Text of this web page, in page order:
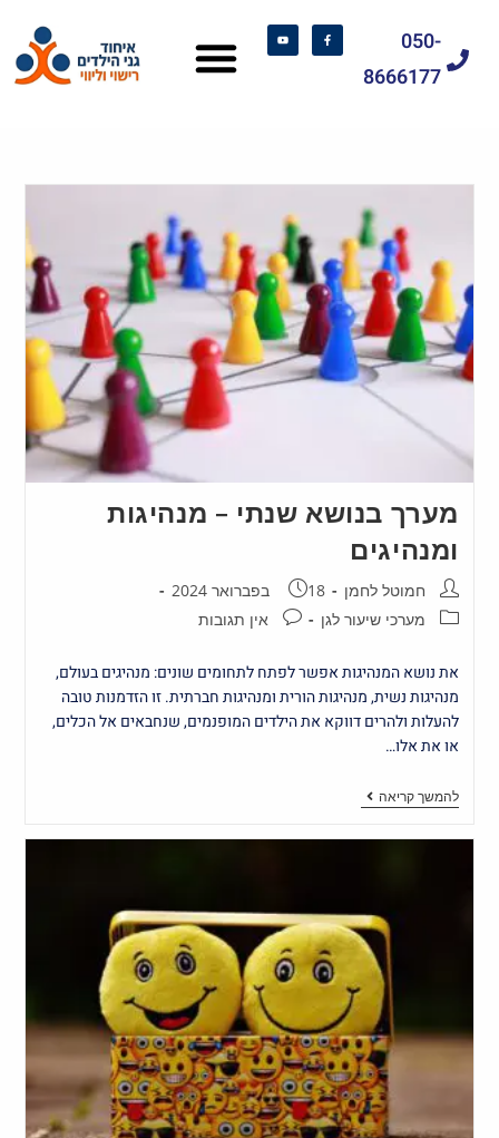
050-
8666177
מערך בנושא שנתי – מנהיגות
ומנהיגים
חמוטל לחמן
18 בפברואר 2024
מערכי שיעור לגן
אין תגובות
את נושא המנהיגות אפשר לפתח לתחומים שונים: מנהיגים בעולם,
מנהיגות נשית, מנהיגות הורית ומנהיגות חברתית. זו הזדמנות טובה
להעלות ולהרים דווקא את הילדים המופנמים, שנחבאים אל הכלים,
או את אלו…
להמשך קריאה